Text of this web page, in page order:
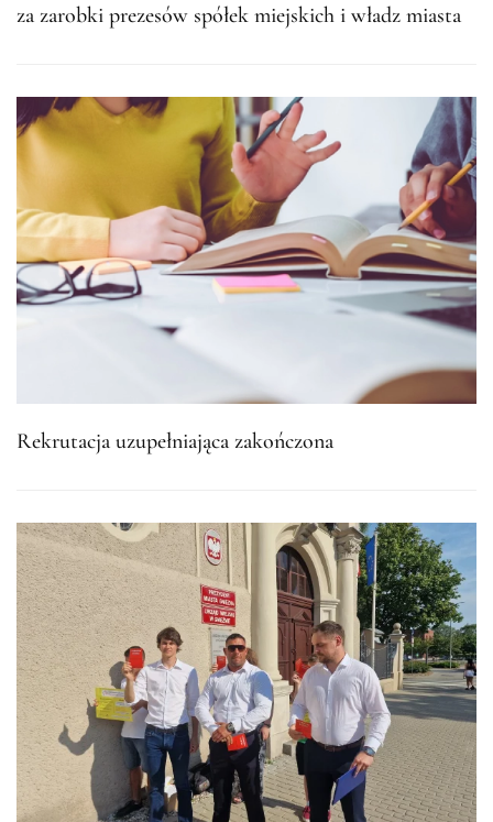
za zarobki prezesów spółek miejskich i władz miasta
Rekrutacja uzupełniająca zakończona